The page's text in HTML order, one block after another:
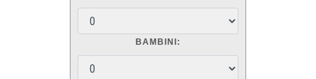
BAMBINI: